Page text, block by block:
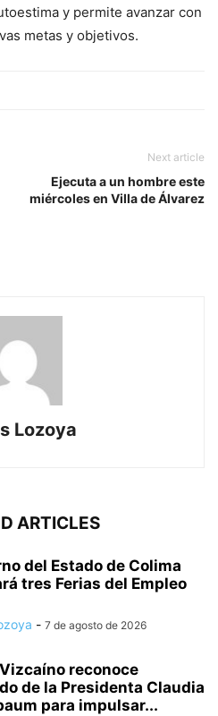
y permite avanzar con
metas y objetivos.
Next article
Ejecuta a un hombre este
miércoles en Villa de Álvarez
Lozoya
ARTICLES
del Estado de Colima
tres Ferias del Empleo
- 7 de agosto de 2026
reconoce
de la Presidenta Claudia
para impulsar...